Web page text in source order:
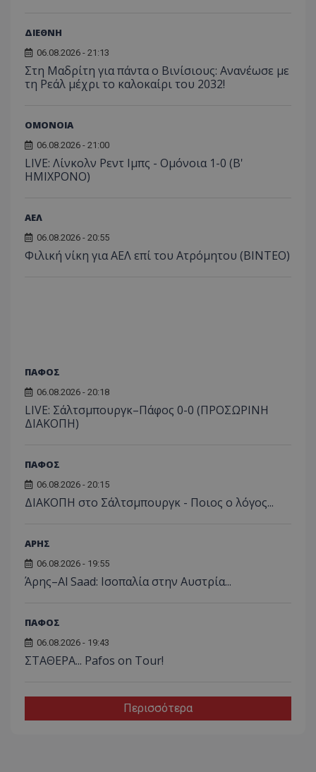
ΔΙΕΘΝΗ
06.08.2026 - 21:13
Στη Μαδρίτη για πάντα ο Βινίσιους: Ανανέωσε με
τη Ρεάλ μέχρι το καλοκαίρι του 2032!
ΟΜΟΝΟΙΑ
06.08.2026 - 21:00
LIVE: Λίνκολν Ρεντ Ιμπς - Ομόνοια 1-0 (Β'
ΗΜΙΧΡΟΝΟ)
ΑΕΛ
06.08.2026 - 20:55
Φιλική νίκη για ΑΕΛ επί του Ατρόμητου (BINTEO)
ΠΑΦΟΣ
06.08.2026 - 20:18
LIVE: Σάλτσμπουργκ–Πάφος 0-0 (ΠΡΟΣΩΡΙΝΗ
ΔΙΑΚΟΠΗ)
ΠΑΦΟΣ
06.08.2026 - 20:15
ΔΙΑΚΟΠΗ στο Σάλτσμπουργκ - Ποιος ο λόγος...
ΑΡΗΣ
06.08.2026 - 19:55
Άρης–Al Saad: Ισοπαλία στην Αυστρία...
ΠΑΦΟΣ
06.08.2026 - 19:43
ΣΤΑΘΕΡΑ... Pafos on Tour!
Περισσότερα